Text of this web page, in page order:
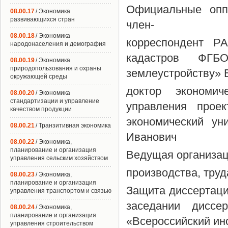
Официальные
член-
корреспондент
кадастров
доктор
управления
экономический
Иванович
Ведущая
производства,
Защита
заседании
«Всероссийский
08.00.17/ Экономика
развивающихся стран
08.00.18/ Экономика
народонаселения и демография
08.00.19/ Экономика
природопользования и охраны
окружающей среды
08.00.20/ Экономика
стандартизации и управление
качеством продукции
08.00.21/ Транзитивная экономика
08.00.22/ Экономика,
планирование и организация
управления сельским хозяйством
08.00.23/ Экономика,
планирование и организация
управления транспортом и связью
08.00.24/ Экономика,
планирование и организация
управления строительством